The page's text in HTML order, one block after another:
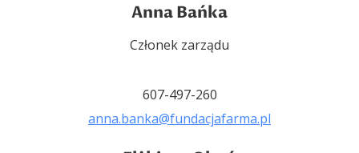
Anna Bańka
Członek zarządu
607-497-260
anna.banka@fundacjafarma.pl